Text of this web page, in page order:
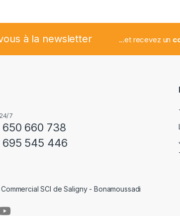
à la newsletter ...et recevez un
7
660 738
695 545 446
SCI de Saligny - Bonamoussadi